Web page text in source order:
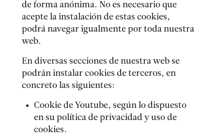
de forma anónima. No es necesario que
acepte la instalación de estas cookies,
podrá navegar igualmente por toda nuestra
web.
En diversas secciones de nuestra web se
podrán instalar cookies de terceros, en
concreto las siguientes:
Cookie de Youtube, según lo dispuesto
en su política de privacidad y uso de
cookies.